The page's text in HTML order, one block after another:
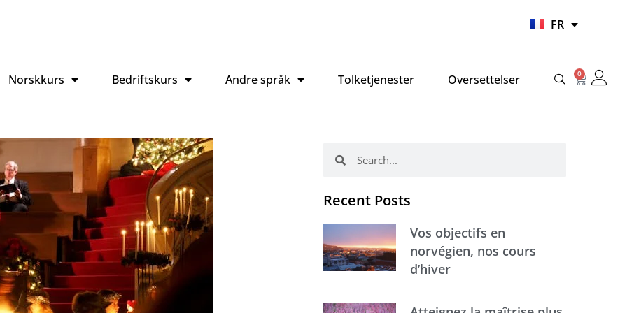
FR
HI
Norskkurs Bedriftskurs Andre språk Tolketjenester Oversettelser 0
Panier
Recent Posts
Vos objectifs en
norvégien, nos cours
d’hiver